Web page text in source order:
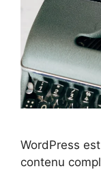
WordPress
contenu